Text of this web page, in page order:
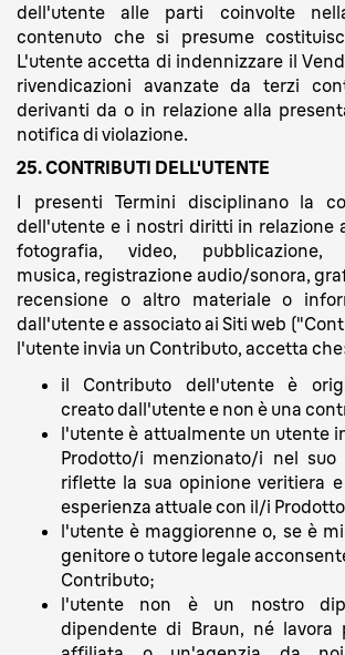
dell'utente alle parti coinvolte
contenuto che si presume
L'utente accetta di indennizzare il
rivendicazioni avanzate da terzi
derivanti da o in relazione alla
notifica di violazione.
25. CONTRIBUTI DELL'UTENTE
I presenti Termini disciplinano la
dell'utente e i nostri diritti in relazione
fotografia, video, pubblicazione,
musica, registrazione audio/sonora,
recensione o altro materiale o
dall'utente e associato ai Siti web
l'utente invia un Contributo, accetta
il Contributo dell'utente è
creato dall'utente e non è una
l'utente è attualmente un utente
Prodotto/i menzionato/i nel suo
riflette la sua opinione veritiera
esperienza attuale con il/i
l'utente è maggiorenne o, se è
genitore o tutore legale
Contributo;
l'utente non è un nostro
dipendente di Braun, né lavora